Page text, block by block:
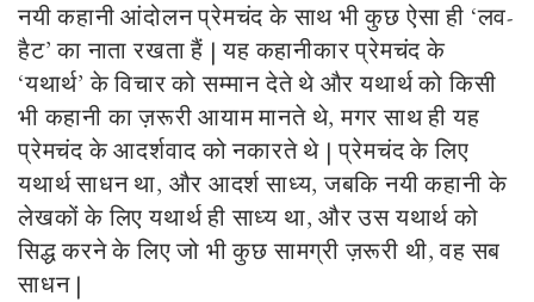
नयी कहानी आंदोलन प्रेमचंद के साथ भी कुछ ऐसा ही ‘लव-
हैट’ का नाता रखता हैं | यह कहानीकार प्रेमचंद के
‘यथार्थ’ के विचार को सम्मान देते थे और यथार्थ को किसी
भी कहानी का ज़रूरी आयाम मानते थे, मगर साथ ही यह
प्रेमचंद के आदर्शवाद को नकारते थे | प्रेमचंद के लिए
यथार्थ साधन था, और आदर्श साध्य, जबकि नयी कहानी के
लेखकों के लिए यथार्थ ही साध्य था, और उस यथार्थ को
सिद्ध करने के लिए जो भी कुछ सामग्री ज़रूरी थी, वह सब
साधन |